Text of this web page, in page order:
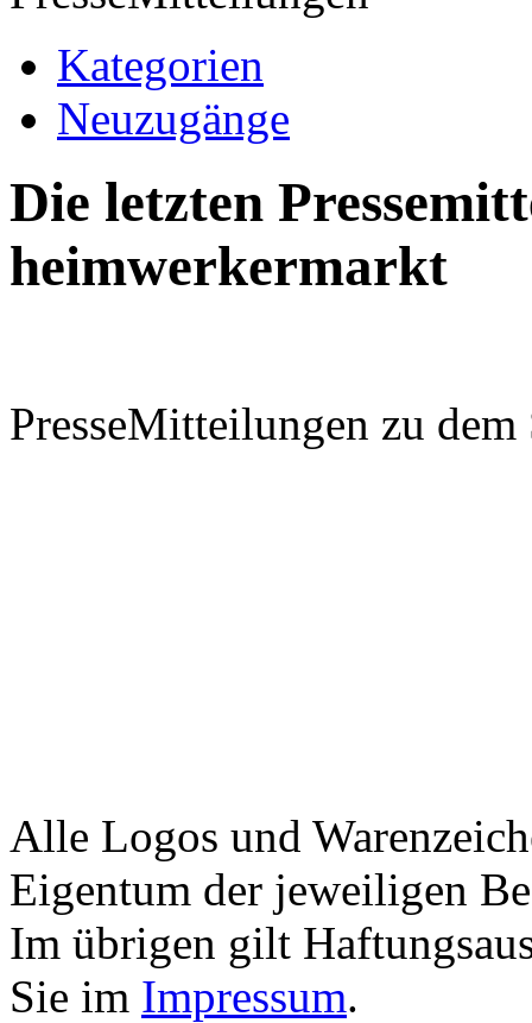
Kategorien
Neuzugänge
Die letzten
heimwerkermarkt
PresseMitteilungen zu
Alle Logos und
Eigentum der jeweiligen
Im übrigen gilt
Sie im Impressum.